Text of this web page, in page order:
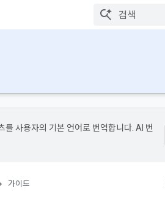
사용자의 기본 언어로 번역합니다. AI 번
가이드